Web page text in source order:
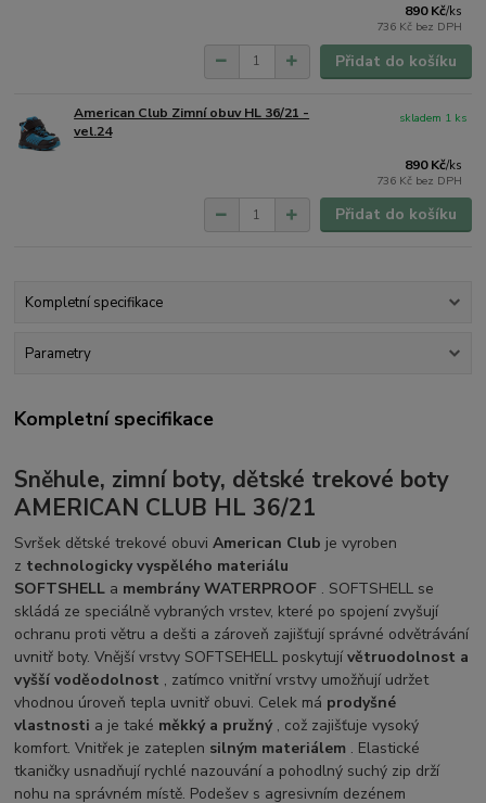
890 Kč/ks
736 Kč bez DPH
Přidat do košíku
American Club Zimní obuv HL 36/21 -
vel.24
890 Kč/ks
736 Kč bez DPH
skladem 1 ks
Přidat do košíku
Kompletní specifikace
Parametry
Kompletní specifikace
Sněhule, zimní boty, dětské trekové boty
AMERICAN CLUB HL 36/21
Svršek dětské trekové obuviAmerican Club je vyroben
z technologicky vyspělého materiálu
SOFTSHELL a membrány WATERPROOF . SOFTSHELL se
skládá ze speciálně vybraných vrstev, které po spojení zvyšují
ochranu proti větru a dešti a zároveň zajišťují správné odvětrávání
uvnitř boty. Vnější vrstvy SOFTSEHELL poskytujívětruodolnost a
vyšší voděodolnost , zatímco vnitřní vrstvy umožňují udržet
vhodnou úroveň tepla uvnitř obuvi. Celek má prodyšné
vlastnosti a je také měkký a pružný, což zajišťuje vysoký
komfort. Vnitřek je zateplen silným materiálem . Elastické
tkaničky usnadňují rychlé nazouvání a pohodlný suchý zip drží
nohu na správném místě. Podešev s agresivním dezénem